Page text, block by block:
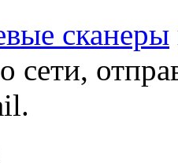
сканеры
сети,